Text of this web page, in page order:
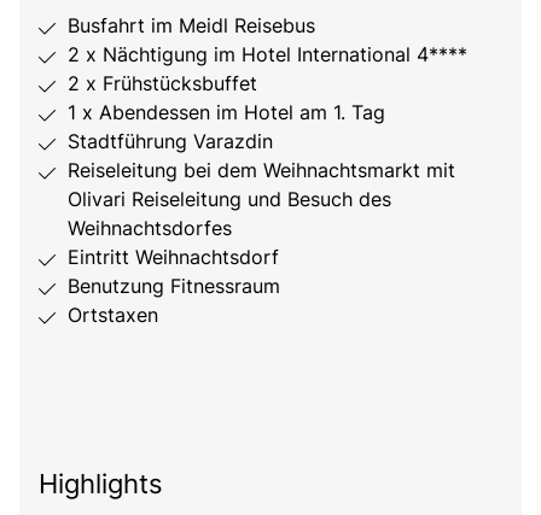
Busfahrt im Meidl Reisebus
2 x Nächtigung im Hotel International 4****
2 x Frühstücksbuffet
1 x Abendessen im Hotel am 1. Tag
Stadtführung Varazdin
Reiseleitung bei dem Weihnachtsmarkt mit
Olivari Reiseleitung und Besuch des
Weihnachtsdorfes
Eintritt Weihnachtsdorf
Benutzung Fitnessraum
Ortstaxen
Highlights